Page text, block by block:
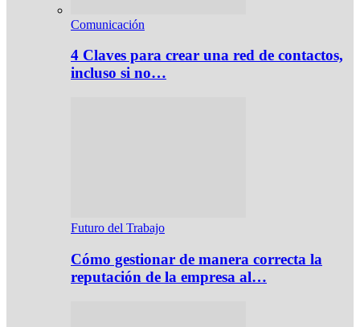
Comunicación
4 Claves para crear una red de contactos,
incluso si no…
Futuro del Trabajo
Cómo gestionar de manera correcta la
reputación de la empresa al…